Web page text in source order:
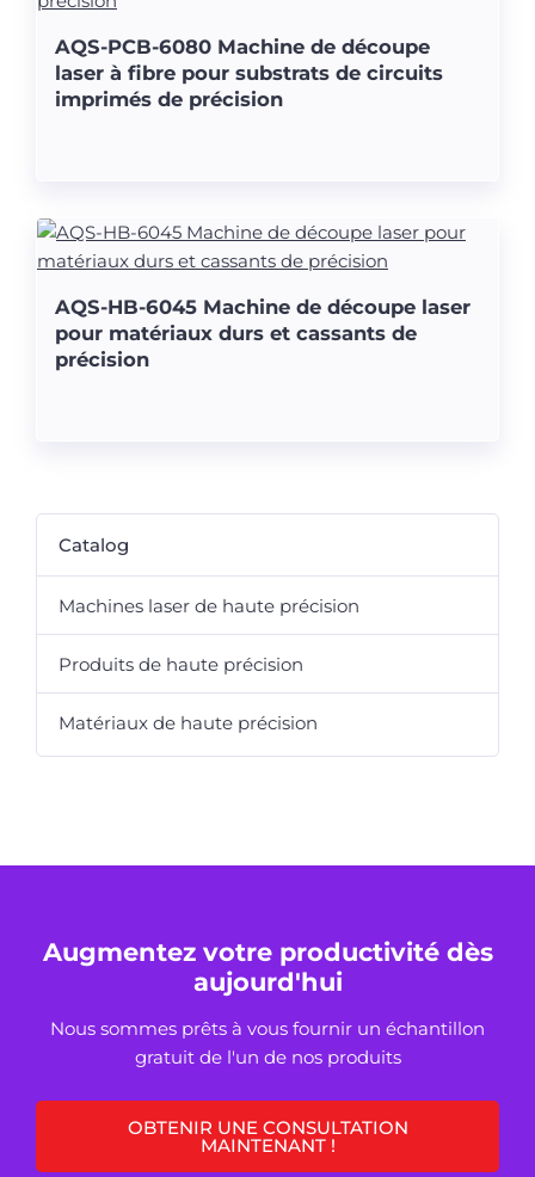
AQS-PCB-6080 Machine de découpe
laser à fibre pour substrats de circuits
imprimés de précision
AQS-HB-6045 Machine de découpe laser
pour matériaux durs et cassants de
précision
Catalog
Machines laser de haute précision
Produits de haute précision
Matériaux de haute précision
Augmentez votre productivité dès
aujourd'hui
Nous sommes prêts à vous fournir un échantillon
gratuit de l'un de nos produits
OBTENIR UNE CONSULTATION
MAINTENANT !